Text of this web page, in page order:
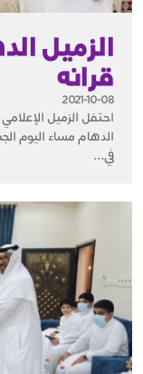
الزميل
قرانه
2021-10-08
احتفل الزميل
الدهام مساء اليوم
في...